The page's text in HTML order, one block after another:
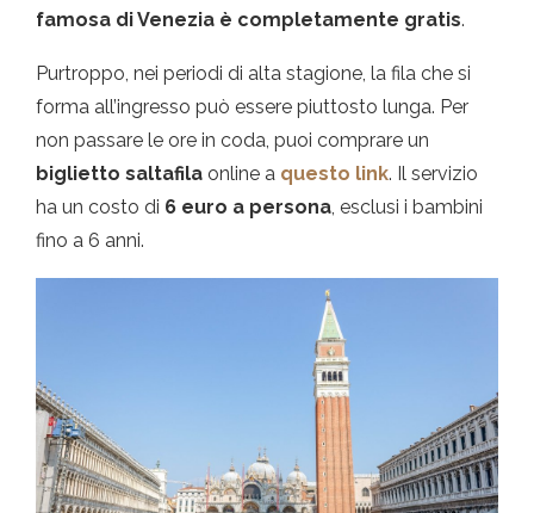
famosa di Venezia è completamente gratis.
Purtroppo, nei periodi di alta stagione, la fila che si
forma all’ingresso può essere piuttosto lunga. Per
non passare le ore in coda, puoi comprare un
biglietto saltafila online a questo link. Il servizio
ha un costo di 6 euro a persona, esclusi i bambini
fino a 6 anni.